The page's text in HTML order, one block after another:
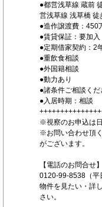
●都営浅草線 蔵前
営浅草線 浅草橋 徒
●造作譲渡費：450
●賃貸保証：要加入
●定期借家契約：
●重飲食相談
●外国籍相談
●動力あり
●諸条件ご相談くだ
●入居時期：相談
※視察のお申込は
※お問い合わせ頂
がございます。
【電話のお問合せ】
0120-99-8538（平
物件を見たい・詳
さい。